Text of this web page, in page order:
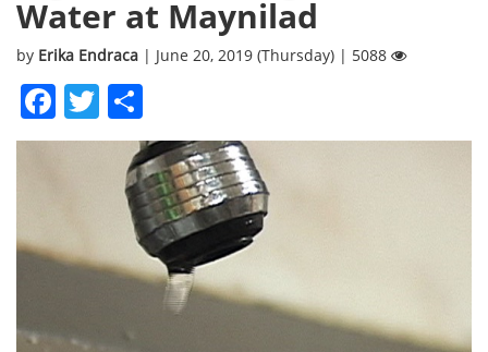
Water at Maynilad
by Erika Endraca | June 20, 2019 (Thursday) | 5088
Facebook
Twitter